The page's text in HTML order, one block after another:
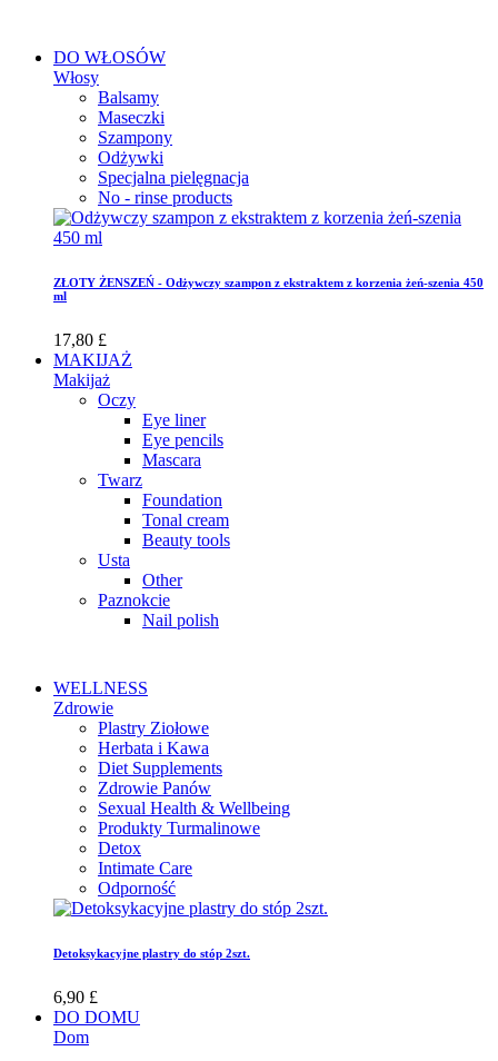
DO WŁOSÓW
Włosy
Balsamy
Maseczki
Szampony
Odżywki
Specjalna pielęgnacja
No - rinse products
ZŁOTY ŻENSZEŃ - Odżywczy szampon z ekstraktem z korzenia żeń-szenia 450
ml
17,80 £
MAKIJAŻ
Makijaż
Oczy
Eye liner
Eye pencils
Mascara
Twarz
Foundation
Tonal cream
Beauty tools
Usta
Other
Paznokcie
Nail polish
WELLNESS
Zdrowie
Plastry Ziołowe
Herbata i Kawa
Diet Supplements
Zdrowie Panów
Sexual Health & Wellbeing
Produkty Turmalinowe
Detox
Intimate Care
Odporność
Detoksykacyjne plastry do stóp 2szt.
6,90 £
DO DOMU
Dom